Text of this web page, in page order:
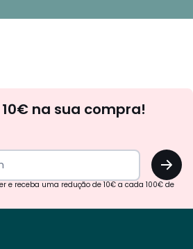
na sua compra!
OK
e receba uma redução de 10€ a cada 100€ de